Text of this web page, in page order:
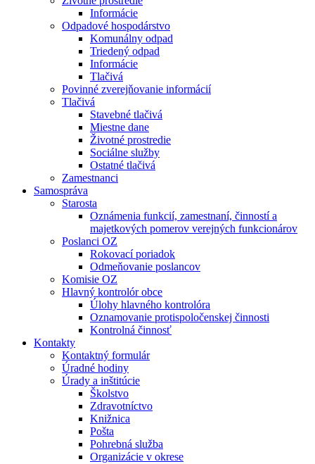
Informácie
Odpadové hospodárstvo
Komunálny odpad
Triedený odpad
Informácie
Tlačivá
Povinné zverejňovanie informácií
Tlačivá
Stavebné tlačivá
Miestne dane
Životné prostredie
Sociálne služby
Ostatné tlačivá
Zamestnanci
Samospráva
Starosta
Oznámenia funkcií, zamestnaní, činností a
majetkových pomerov verejných funkcionárov
Poslanci OZ
Rokovací poriadok
Odmeňovanie poslancov
Komisie OZ
Hlavný kontrolór obce
Úlohy hlavného kontrolóra
Oznamovanie protispoločenskej činnosti
Kontrolná činnosť
Kontakty
Kontaktný formulár
Úradné hodiny
Úrady a inštitúcie
Školstvo
Zdravotníctvo
Knižnica
Pošta
Pohrebná služba
Organizácie v okrese